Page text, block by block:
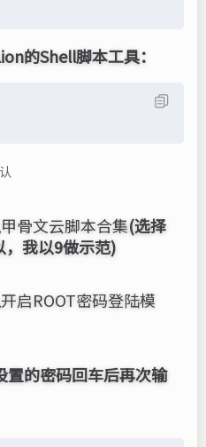
的Shell脚本工具：
甲骨文云脚本合集(选择
，我以9做示范)
开启ROOT密码登陆模
的密码回车后再次输